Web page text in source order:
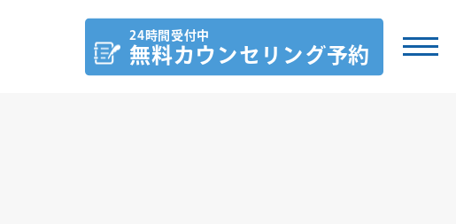
24時間受付中
無料カウンセリング予約